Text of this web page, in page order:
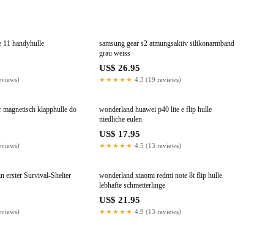
11 handyhulle
samsung gear s2 atmungsaktiv silikonarmband
grau weiss
US$ 26.95
★★★★★ 4.3 (19 reviews)
magnetisch klapphulle do
wonderland huawei p40 lite e flip hulle
niedliche eulen
US$ 17.95
★★★★★ 4.5 (13 reviews)
erster Survival-Shelter
wonderland xiaomi redmi note 8t flip hulle
lebhafte schmetterlinge
US$ 21.95
★★★★★ 4.9 (13 reviews)